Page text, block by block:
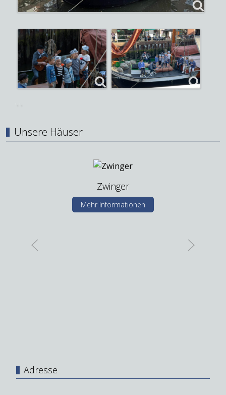
Unsere Häuser
Zwinger
Mehr Informationen
Adresse